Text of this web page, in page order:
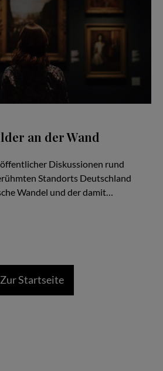
an der Wand
Diskussionen rund
Standorts Deutschland
Wandel und der damit…
Zur Startseite